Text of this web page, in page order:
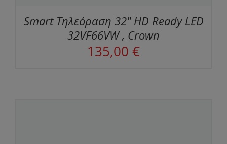
Smart Τηλεόραση 32" HD Ready LED
32VF66VW , Crown
135,00 €